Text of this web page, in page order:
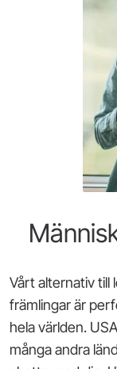
Vårt alternativ till
främlingar är
hela världen.
många andra